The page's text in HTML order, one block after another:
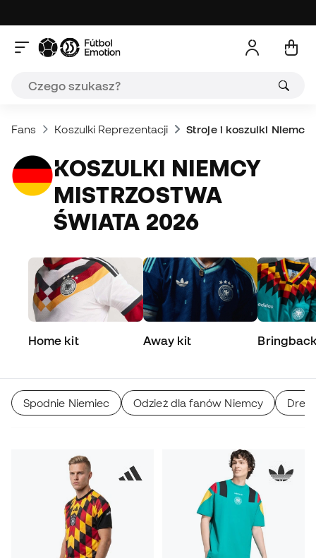
Fans Koszulki Reprezentacji Stroje i koszulki Niemcy
KOSZULKI NIEMCY
MISTRZOSTWA
ŚWIATA 2026
Home kit Away kit
Spodnie Niemiec Odzież dla fanów Niemcy Dres